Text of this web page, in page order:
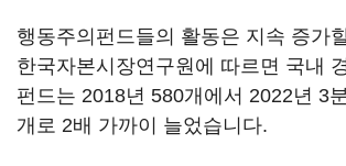
행동주의펀드들의 활동은 지속 증가
한국자본시장연구원에 따르면 국내
펀드는 2018년 580개에서 2022년 3
개로 2배 가까이 늘었습니다.